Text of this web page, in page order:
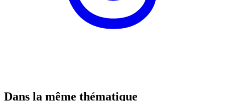
Dans la même thématique